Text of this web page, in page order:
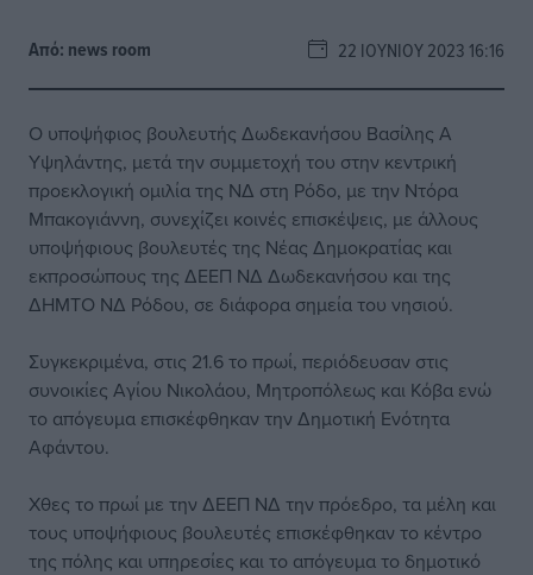
Από: news room 22 ΙΟΥΝΊΟΥ 2023 16:16
Ο υποψήφιος βουλευτής Δωδεκανήσου Βασίλης Α
Υψηλάντης, μετά την συμμετοχή του στην κεντρική
προεκλογική ομιλία της ΝΔ στη Ρόδο, με την Ντόρα
Μπακογιάννη, συνεχίζει κοινές επισκέψεις, με άλλους
υποψήφιους βουλευτές της Νέας Δημοκρατίας και
εκπροσώπους της ΔΕΕΠ ΝΔ Δωδεκανήσου και της
ΔΗΜΤΟ ΝΔ Ρόδου, σε διάφορα σημεία του νησιού.
Συγκεκριμένα, στις 21.6 το πρωί, περιόδευσαν στις
συνοικίες Αγίου Νικολάου, Μητροπόλεως και Κόβα ενώ
το απόγευμα επισκέφθηκαν την Δημοτική Ενότητα
Αφάντου.
Χθες το πρωί με την ΔΕΕΠ ΝΔ την πρόεδρο, τα μέλη και
τους υποψήφιους βουλευτές επισκέφθηκαν το κέντρο
της πόλης και υπηρεσίες και το απόγευμα το δημοτικό